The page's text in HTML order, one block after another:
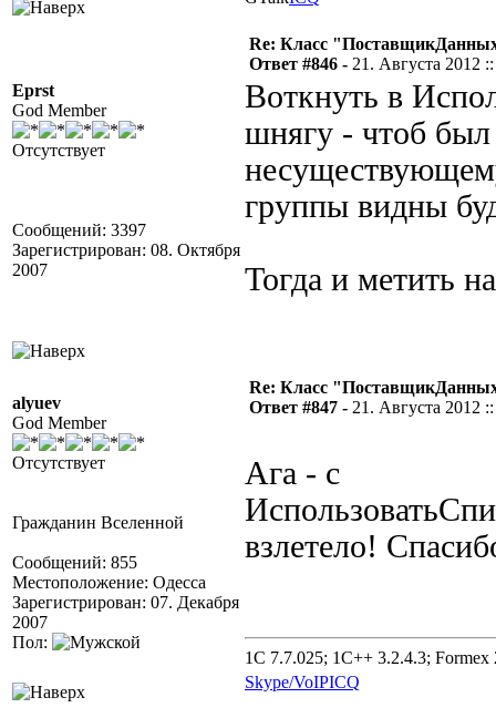
Eprst
God Member
Отсутствует
Сообщений: 3397
Зарегистрирован: 08. Октября
2007
Re: Класс
Ответ #846 - 21. Августа 2012
Воткнуть в
шнягу - чтоб был
группы видны
Тогда и метить
alyuev
God Member
Отсутствует
Гражданин Вселенной
Сообщений: 855
Местоположение: Одесса
Зарегистрирован: 07. Декабря
2007
Пол:
Re: Класс
Ответ #847 - 21. Августа 2012
Ага - с
взлетело!
1C 7.7.025; 1C++ 3.2.4.3; Formex
Skype/VoIPICQ